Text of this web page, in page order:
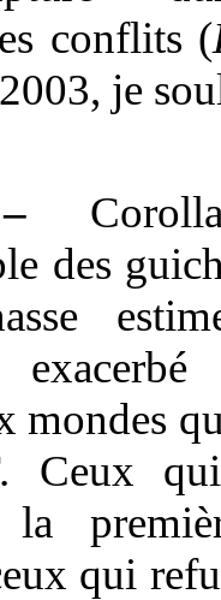
conflits (
je
des
mondes
Ceux
la
qui